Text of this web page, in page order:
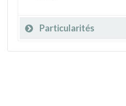
Particularités